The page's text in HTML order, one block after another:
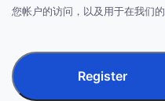
您帐户的访问，以及用于在我们的
Register